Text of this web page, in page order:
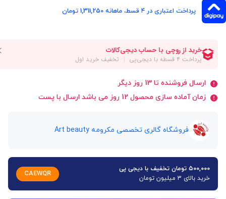
پرداخت اعتباری در ۴ قسط، ماهانه 1,311,250 تومان
ارسال فروشنده تا 13 روز دیگر
زمان آماده سازی محصول 12 روز می باشد ارسال با پست
فروشگاه گالری تخصصی مکرومه Art beauty
۵۰۰,۰۰۰ تومان تخفیف با دیجی پی
خرید بالای 3 میلیون تومان
CAEWQR